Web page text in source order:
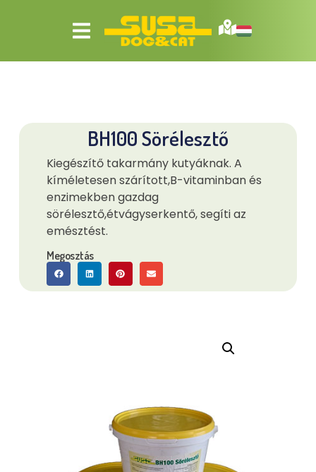
BH100 Sörélesztő
Kiegészítő takarmány kutyáknak. A
kíméletesen szárított,B-vitaminban és
enzimekben gazdag
sörélesztő,étvágyserkentő, segíti az
emésztést.
Megosztás